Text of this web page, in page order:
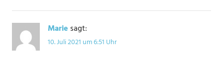
Marie sagt:
10. Juli 2021 um 6:51 Uhr